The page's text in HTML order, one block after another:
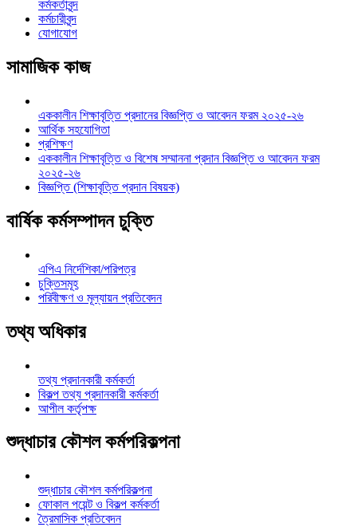
কর্মকর্তাবৃন্দ
কর্মচারীবৃন্দ
যোগাযোগ
সামাজিক কাজ
এককালীন শিক্ষাবৃত্তি প্রদানের বিজ্ঞপ্তি ও আবেদন ফরম ২০২৫-২৬
আর্থিক সহযোগিতা
প্রশিক্ষণ
এককালীন শিক্ষাবৃত্তি ও বিশেষ সম্মাননা প্রদান বিজ্ঞপ্তি ও আবেদন ফরম
২০২৫-২৬
বিজ্ঞপ্তি (শিক্ষাবৃত্তি প্রদান বিষয়ক)
বার্ষিক কর্মসম্পাদন চুক্তি
এপিএ নির্দেশিকা/পরিপত্র
চুক্তিসমূহ
পরিবীক্ষণ ও মূল্যায়ন প্রতিবেদন
তথ্য অধিকার
তথ্য প্রদানকারী কর্মকর্তা
বিকল্প তথ্য প্রদানকারী কর্মকর্তা
আপীল কর্তৃপক্ষ
শুদ্ধাচার কৌশল কর্মপরিকল্পনা
শুদ্ধাচার কৌশল কর্মপরিকল্পনা
ফোকাল পয়েন্ট ও বিকল্প কর্মকর্তা
ত্রৈমাসিক প্রতিবেদন